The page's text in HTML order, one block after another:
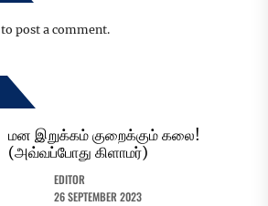
to post a comment.
மன இறுக்கம் குறைக்கும் கலை!
(அவ்வப்போது கிளாமர்)
EDITOR
26 SEPTEMBER 2023